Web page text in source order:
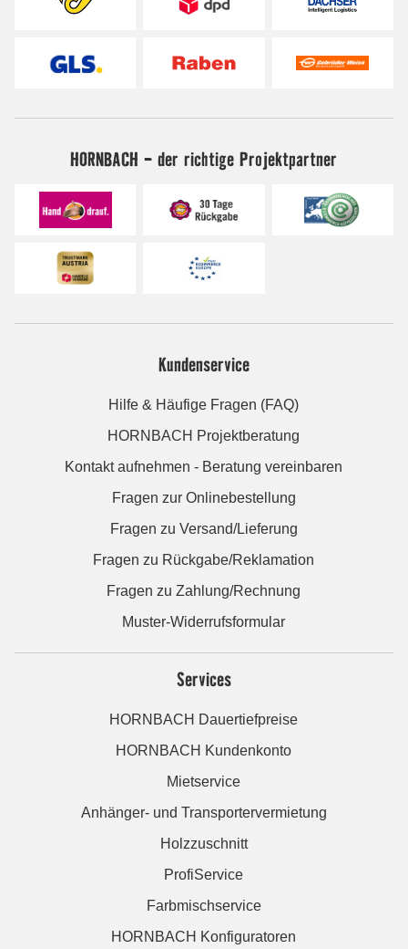
HORNBACH - der richtige Projektpartner
Kundenservice
Hilfe & Häufige Fragen (FAQ)
HORNBACH Projektberatung
Kontakt aufnehmen - Beratung vereinbaren
Fragen zur Onlinebestellung
Fragen zu Versand/Lieferung
Fragen zu Rückgabe/Reklamation
Fragen zu Zahlung/Rechnung
Muster-Widerrufsformular
Services
HORNBACH Dauertiefpreise
HORNBACH Kundenkonto
Mietservice
Anhänger- und Transportervermietung
Holzzuschnitt
ProfiService
Farbmischservice
HORNBACH Konfiguratoren